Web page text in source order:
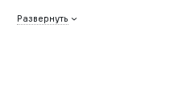
Развернуть